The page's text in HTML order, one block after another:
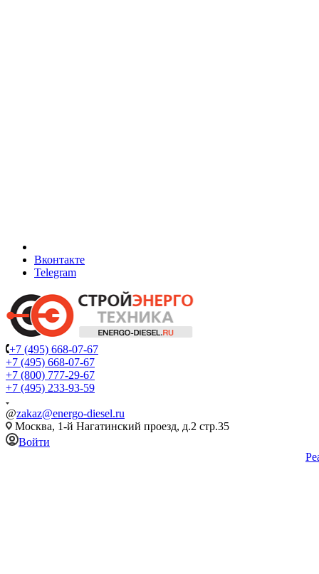
Вконтакте
Telegram
+7 (495) 668-07-67
+7 (495) 668-07-67
+7 (800) 777-29-67
+7 (495) 233-93-59
@zakaz@energo-diesel.ru
Москва, 1-й Нагатинский проезд, д.2 стр.35
Войти